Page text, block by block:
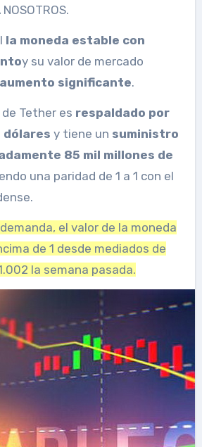
la moneda estable con
y su valor de mercado
aumento significante.
Tether es respaldado por
dólares y tiene un suministro
85 mil millones de
una paridad de 1 a 1 con el
el valor de la moneda
de 1 desde mediados de
la semana pasada.